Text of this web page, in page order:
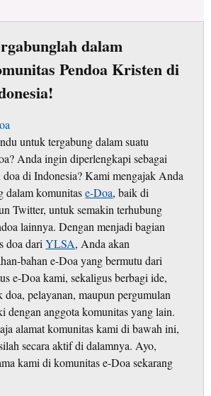
dalam
Pendoa Kristen di
untuk tergabung dalam suatu
Anda ingin diperlengkapi sebagai
doa di Indonesia? Kami mengajak Anda
dalam komunitase-Doa, baik di
Twitter, untuk semakin terhubung
lainnya. Dengan menjadi bagian
doa dariYLSA, Anda akan
bahan e-Doa yang bermutu dari
e-Doa kami, sekaligus berbagi ide,
pelayanan, maupun pergumulan
dengan anggota komunitas yang lain.
alamat komunitas kami di bawah ini,
secara aktif di dalamnya. Ayo,
kami di komunitas e-Doa sekarang